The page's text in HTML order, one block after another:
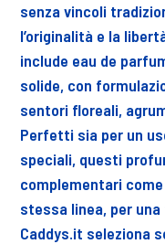
senza vincoli
l’originalità e la
include eau de
solide, con
sentori floreali,
Perfetti sia per un
speciali, questi
complementari
stessa linea, per
Caddys.it seleziona